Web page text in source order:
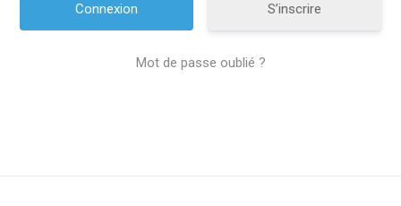
S’inscrire
Mot de passe oublié ?